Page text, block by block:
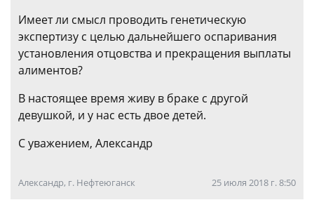
Имеет ли смысл проводить генетическую
экспертизу с целью дальнейшего оспаривания
установления отцовства и прекращения выплаты
алиментов?
В настоящее время живу в браке с другой
девушкой, и у нас есть двое детей.
С уважением, Александр
Александр, г. Нефтеюганск 25 июля 2018 г. 8:50